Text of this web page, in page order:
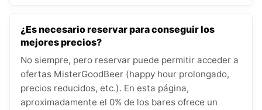
¿Es necesario reservar para conseguir los
mejores precios?
No siempre, pero reservar puede permitir acceder a
ofertas MisterGoodBeer (happy hour prolongado,
precios reducidos, etc.). En esta página,
aproximadamente el 0% de los bares ofrece un